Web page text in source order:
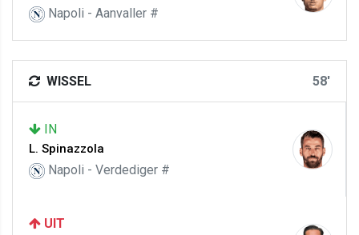
Napoli - Aanvaller #
WISSEL 58'
IN
L. Spinazzola
Napoli - Verdediger #
UIT